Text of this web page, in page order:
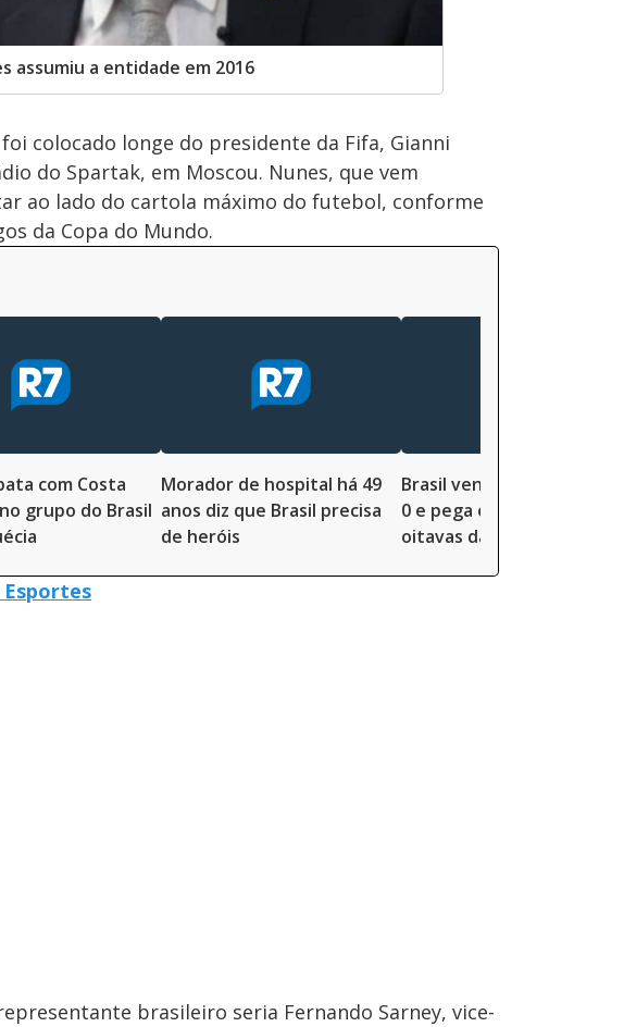
assumiu a entidade em 2016
colocado longe do presidente da Fifa, Gianni
do Spartak, em Moscou. Nunes, que vem
ao lado do cartola máximo do futebol, conforme
da Copa do Mundo.
com Costa
no grupo do Brasil
Morador de hospital há 49
anos diz que Brasil precisa
de heróis
Brasil vence a Sérvia por 2 a
0 e pega o México nas
oitavas da Copa
Esportes
brasileiro seria Fernando Sarney, vice-